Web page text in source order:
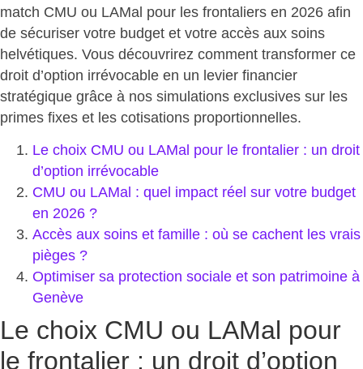
match CMU ou LAMal pour les frontaliers en 2026 afin
de sécuriser votre budget et votre accès aux soins
helvétiques. Vous découvrirez comment transformer ce
droit d’option irrévocable en un levier financier
stratégique grâce à nos simulations exclusives sur les
primes fixes et les cotisations proportionnelles.
Le choix CMU ou LAMal pour le frontalier : un droit
d’option irrévocable
CMU ou LAMal : quel impact réel sur votre budget
en 2026 ?
Accès aux soins et famille : où se cachent les vrais
pièges ?
Optimiser sa protection sociale et son patrimoine à
Genève
Le choix CMU ou LAMal pour
le frontalier : un droit d’option